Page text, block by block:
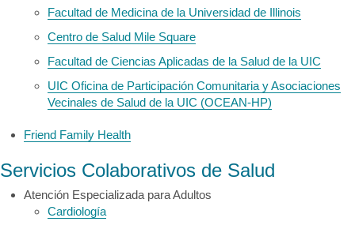
Facultad de Medicina de la Universidad de Illinois
Centro de Salud Mile Square
Facultad de Ciencias Aplicadas de la Salud de la UIC
UIC Oficina de Participación Comunitaria y Asociaciones
Vecinales de Salud de la UIC (OCEAN-HP)
Friend Family Health
Servicios Colaborativos de Salud
Atención Especializada para Adultos
Cardiología